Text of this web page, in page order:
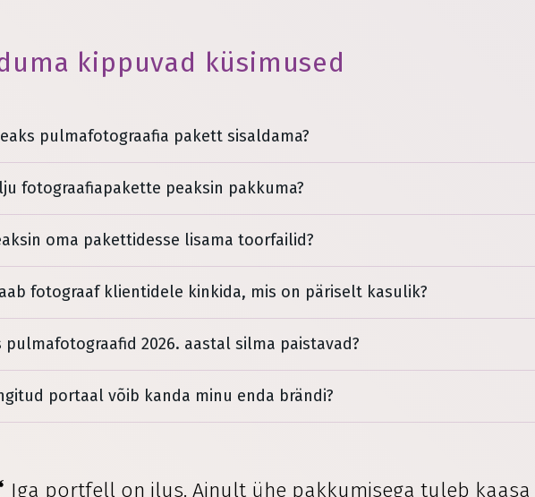
kippuvad küsimused
pulmafotograafia pakett sisaldama?
fotograafiapakette peaksin pakkuma?
oma pakettidesse lisama toorfailid?
fotograaf klientidele kinkida, mis on päriselt kasulik?
pulmafotograafid 2026. aastal silma paistavad?
portaal võib kanda minu enda brändi?
Iga portfell on ilus. Ainult ühe pakkumisega tuleb